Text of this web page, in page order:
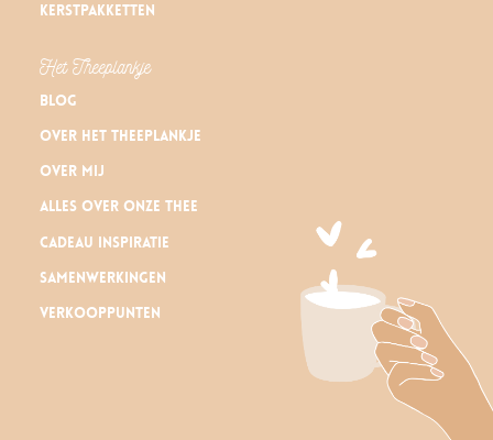
Kerstpakketten
Het Theeplankje
Blog
Over Het Theeplankje
Over mij
Alles over onze thee
Cadeau inspiratie
Samenwerkingen
Verkooppunten